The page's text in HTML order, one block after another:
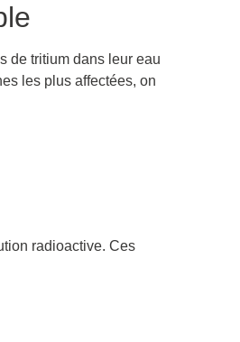
de tritium dans leur eau
les plus affectées, on
radioactive. Ces